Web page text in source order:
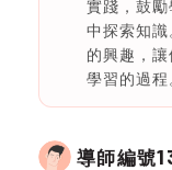
實踐，鼓
中探索知
的興趣，
學習的過程
導師編號